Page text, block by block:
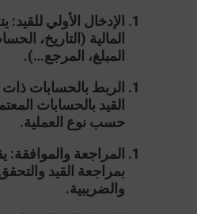
الإدخال الأولي للقيد:
المالية (التاريخ،
المبلغ، المرجع…).
الربط بالحسابات ذات
القيد بالحسابات
حسب نوع العملية.
المراجعة والموافقة:
بمراجعة القيد
والضريبية.